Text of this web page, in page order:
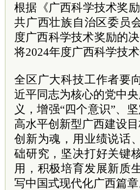
根据《广西科学技术奖
共广西壮族自治区委员
度广西科学技术奖励的
将2024年度广西科学技
全区广大科技工作者要
近平同志为核心的党中
义，增强“四个意识”、
高水平创新型广西建设
创新为魂，用业绩说话
础研究，坚决打好关键
用，积极培育发展新质
写中国式现代化广西篇章